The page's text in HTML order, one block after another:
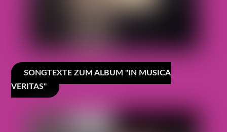
SONGTEXTE ZUM ALBUM "IN MUSICA
VERITAS"